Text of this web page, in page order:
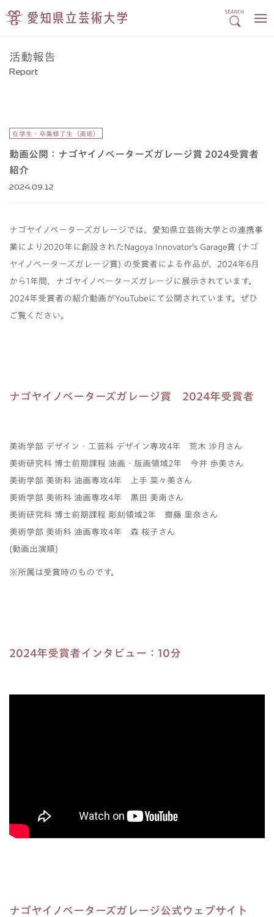
活動報告
Report
在学生・卒業修了生（美術）
動画公開：ナゴヤイノベーターズガレージ賞 2024受賞者
紹介
2024.09.12
ナゴヤイノベーターズガレージでは、愛知県立芸術大学との連携事
業により2020年に創設されたNagoya Innovator's Garage賞 (ナゴ
ヤイノベーターズガレージ賞) の受賞者による作品が、2024年6月
から1年間、ナゴヤイノベーターズガレージに展示されています。
2024年受賞者の紹介動画がYouTubeにて公開されています。ぜひ
ご覧ください。
ナゴヤイノベーターズガレージ賞 2024年受賞者
美術学部 デザイン・工芸科 デザイン専攻4年 荒木 沙月さん
美術研究科 博士前期課程 油画・版画領域2年 今井 歩美さん
美術学部 美術科 油画専攻4年 上手 菜々美さん
美術学部 美術科 油画専攻4年 黒田 美南さん
美術研究科 博士前期課程 彫刻領域2年 齋藤 里奈さん
美術学部 美術科 油画専攻4年 森 桜子さん
(動画出演順)
※所属は受賞時のものです。
2024年受賞者インタビュー：10分
ナゴヤイノベーターズガレージ公式ウェブサイト